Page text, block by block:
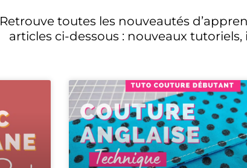
Retrouve toutes les nouveautés
articles ci-dessous : nouveaux tutoriels,